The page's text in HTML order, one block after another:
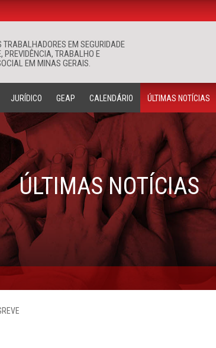
TRABALHADORES EM SEGURIDADE
PREVIDÊNCIA, TRABALHO E
EM MINAS GERAIS.
Buscar
JURÍDICO GEAP CALENDÁRIO ÚLTIMAS NOTÍCIAS
ÚLTIMAS NOTÍCIAS